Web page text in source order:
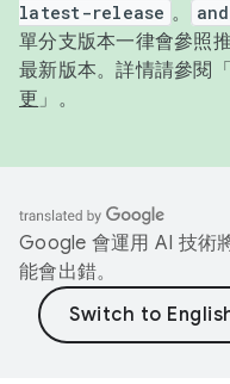
latest-release 。
單分支版本一律會參照
最新版本。詳情請參閱「
更 」。
Google 會運用 AI 技術
能會出錯。